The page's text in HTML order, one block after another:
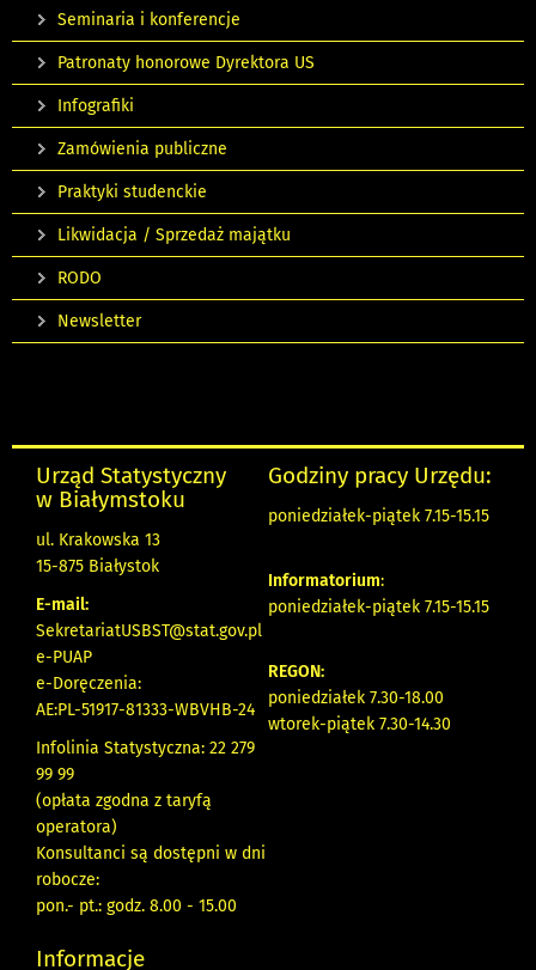
Seminaria i konferencje
Patronaty honorowe Dyrektora US
Infografiki
Zamówienia publiczne
Praktyki studenckie
Likwidacja / Sprzedaż majątku
RODO
Newsletter
Urząd Statystyczny
w Białymstoku
ul. Krakowska 13
15-875 Białystok
E-mail:
SekretariatUSBST@stat.gov.pl
e-PUAP
e-Doręczenia:
AE:PL-51917-81333-WBVHB-24
Infolinia Statystyczna: 22 279
99 99
(opłata zgodna z taryfą
operatora)
Konsultanci są dostępni w dni
robocze:
pon.- pt.: godz. 8.00 - 15.00
Godziny pracy Urzędu:
poniedziałek-piątek 7.15-15.15
Informatorium:
poniedziałek-piątek 7.15-15.15
REGON:
poniedziałek 7.30-18.00
wtorek-piątek 7.30-14.30
Informacje